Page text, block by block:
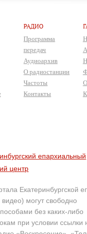
РАДИО
Программа
передач
Аудиоархив
О радиостанции
Частоты
Контакты
епархиальный
центр
Екатеринбургской
могут свободно
без каких-либо
при условии ссылки